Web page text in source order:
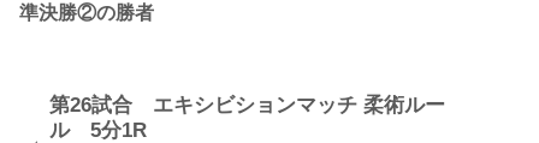
準決勝②の勝者
第26試合 エキシビションマッチ 柔術ルー
ル 5分1R